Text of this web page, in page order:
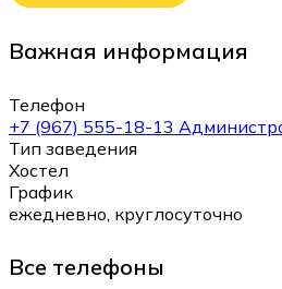
Важная информация
Телефон
+7 (967) 555-18-13
Тип заведения
Хостел
График
ежедневно, круглосуточно
Все телефоны